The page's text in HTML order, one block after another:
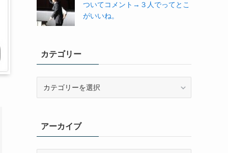
ついてコメント→３人でってとこ
がいいね。
カテゴリー
ーアーカイブ